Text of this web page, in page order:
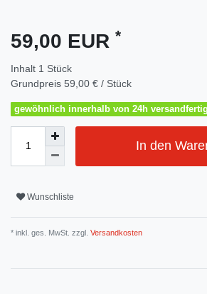
59,00 EUR *
Inhalt 1 Stück
Grundpreis 59,00 € / Stück
gewöhnlich innerhalb von 24h
In den
Wunschliste
* inkl. ges. MwSt. zzgl. Versandkosten